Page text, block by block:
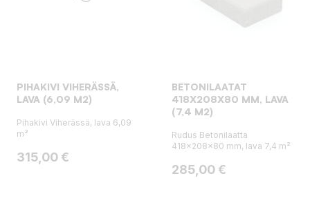
PIHAKIVI VIHERÄSSÄ,
LAVA (6,09 M2)
Pihakivi Viherässä, lava 6,09
m²
Hinta
315,00 €
BETONILAATAT
418X208X80 MM, LAVA
(7,4 M2)
Rudus Betonilaatta
418x208x80 mm, lava 7,4 m²
Hinta
285,00 €